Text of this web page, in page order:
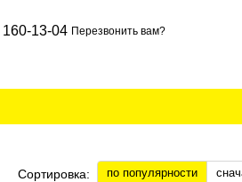
13-04 Перезвонить вам?
Сортировка: по популярности